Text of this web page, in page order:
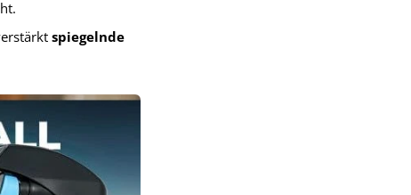
spiegelnde